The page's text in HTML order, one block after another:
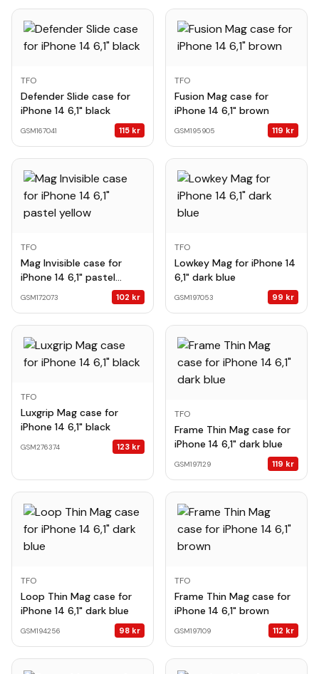
TFO
Defender Slide case for
iPhone 14 6,1" black
GSM167041 115 kr
TFO
Fusion Mag case for
iPhone 14 6,1" brown
GSM195905 119 kr
TFO
Mag Invisible case for
iPhone 14 6,1" pastel
GSM172073 102 kr
TFO
Lowkey Mag for iPhone 14
6,1" dark blue
GSM197053 99 kr
TFO
Luxgrip Mag case for
iPhone 14 6,1" black
GSM276374 123 kr
TFO
Frame Thin Mag case for
iPhone 14 6,1" dark blue
GSM197129 119 kr
TFO
Loop Thin Mag case for
iPhone 14 6,1" dark blue
GSM194256 98 kr
TFO
Frame Thin Mag case for
iPhone 14 6,1" brown
GSM197109 112 kr